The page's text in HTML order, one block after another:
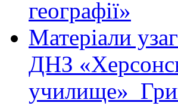
географії»
Матеріали
ДНЗ
училище»